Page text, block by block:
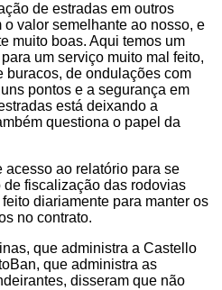
de estradas em outros
valor semelhante ao nosso, e
muito boas. Aqui temos um
um serviço muito mal feito,
buracos, de ondulações com
pontos e a segurança em
está deixando a
questiona o papel da
acesso ao relatório para se
fiscalização das rodovias
diariamente para manter os
no contrato.
que administra a Castello
que administra as
disseram que não